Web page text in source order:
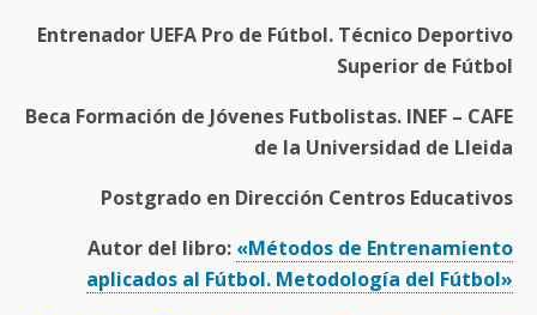
Entrenador UEFA Pro de Fútbol. Técnico Deportivo
Superior de Fútbol
Beca Formación de Jóvenes Futbolistas. INEF – CAFE
de la Universidad de Lleida
Postgrado en Dirección Centros Educativos
Autor del libro: «Métodos de Entrenamiento
aplicados al Fútbol. Metodología del Fútbol»